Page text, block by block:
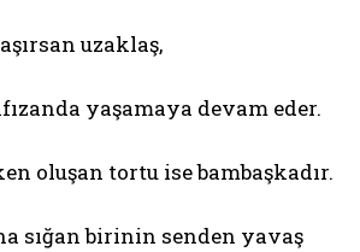
uzaklaş,
yaşamaya devam eder.
oluşan tortu ise bambaşkadır.
sığan birinin senden yavaş